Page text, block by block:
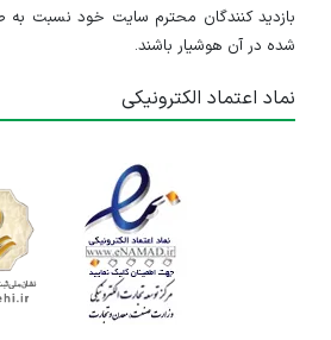
بازدید کنندگان محترم سایت خود نسبت
شده در آن هوشیار باشند.
نماد اعتماد الکترونیکی